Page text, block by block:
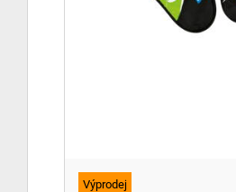
Výprodej